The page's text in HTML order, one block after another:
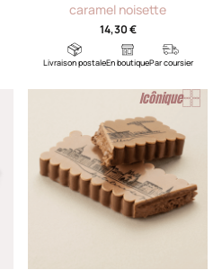
caramel noisette
14,30 €
Livraison postaleEn boutiquePar coursier
Icônique